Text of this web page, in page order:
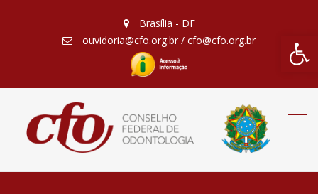
Barra
Brasília - DF
ouvidoria@cfo.org.br / cfo@cfo.org.br